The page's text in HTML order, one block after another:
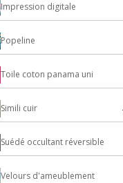
Impression digitale
Popeline
Toile coton panama uni
Simili cuir
Suédé occultant réversible
Velours d'ameublement